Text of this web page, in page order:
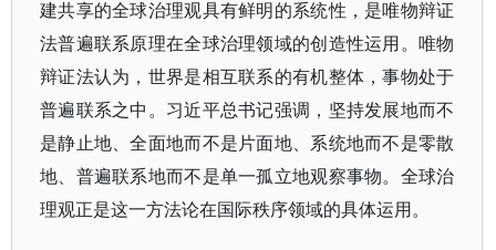
建共享的全球治理观具有鲜明的系统性，是唯物辩证
法普遍联系原理在全球治理领域的创造性运用。唯物
辩证法认为，世界是相互联系的有机整体，事物处于
普遍联系之中。习近平总书记强调，坚持发展地而不
是静止地、全面地而不是片面地、系统地而不是零散
地、普遍联系地而不是单一孤立地观察事物。全球治
理观正是这一方法论在国际秩序领域的具体运用。